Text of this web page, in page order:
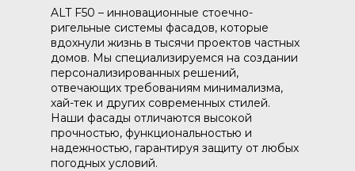
ALT F50 – инновационные стоечно-
ригельные системы фасадов, которые
вдохнули жизнь в тысячи проектов частных
домов. Мы специализируемся на создании
персонализированных решений,
отвечающих требованиям минимализма,
хай-тек и других современных стилей.
Наши фасады отличаются высокой
прочностью, функциональностью и
надежностью, гарантируя защиту от любых
погодных условий.